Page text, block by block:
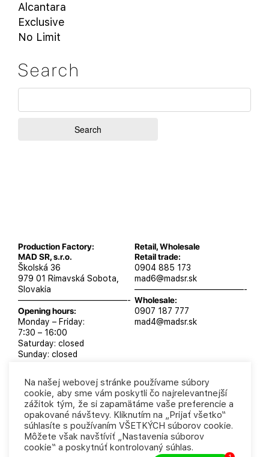
Alcantara
Exclusive
No Limit
Search
Production Factory:
MAD SR, s.r.o.
Školská 36
979 01 Rimavská Sobota,
Slovakia
—————————————-
Opening hours:
Monday – Friday:
7:30 – 16:00
Saturday: closed
Sunday: closed
Retail, Wholesale
Retail trade:
0904 885 173
mad6@madsr.sk
—————————————-
Wholesale:
0907 187 777
mad4@madsr.sk
MAD SR, s.r.o. 2025 Privacy Policy
Business
conditions
Na našej webovej stránke používame súbory
cookie, aby sme vám poskytli čo najrelevantnejší
zážitok tým, že si zapamätáme vaše preferencie a
opakované návštevy. Kliknutím na „Prijať všetko“
súhlasíte s používaním VŠETKÝCH súborov cookie.
Môžete však navštíviť „Nastavenia súborov
cookie“ a poskytnúť kontrolovaný súhlas.